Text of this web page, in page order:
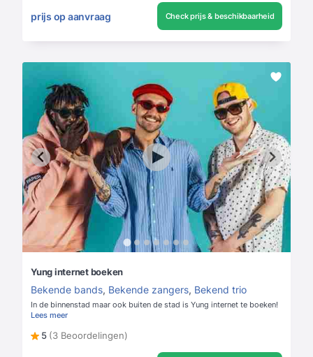
prijs op aanvraag Check prijs & beschikbaarheid
Yung internet boeken
Bekende bands, Bekende zangers, Bekend trio
In de binnenstad maar ook buiten de stad is Yung internet te boeken!
Lees meer
5 (3 Beoordelingen)